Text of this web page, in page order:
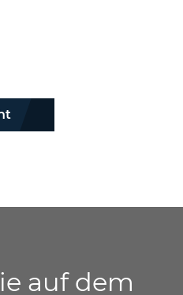
auf dem